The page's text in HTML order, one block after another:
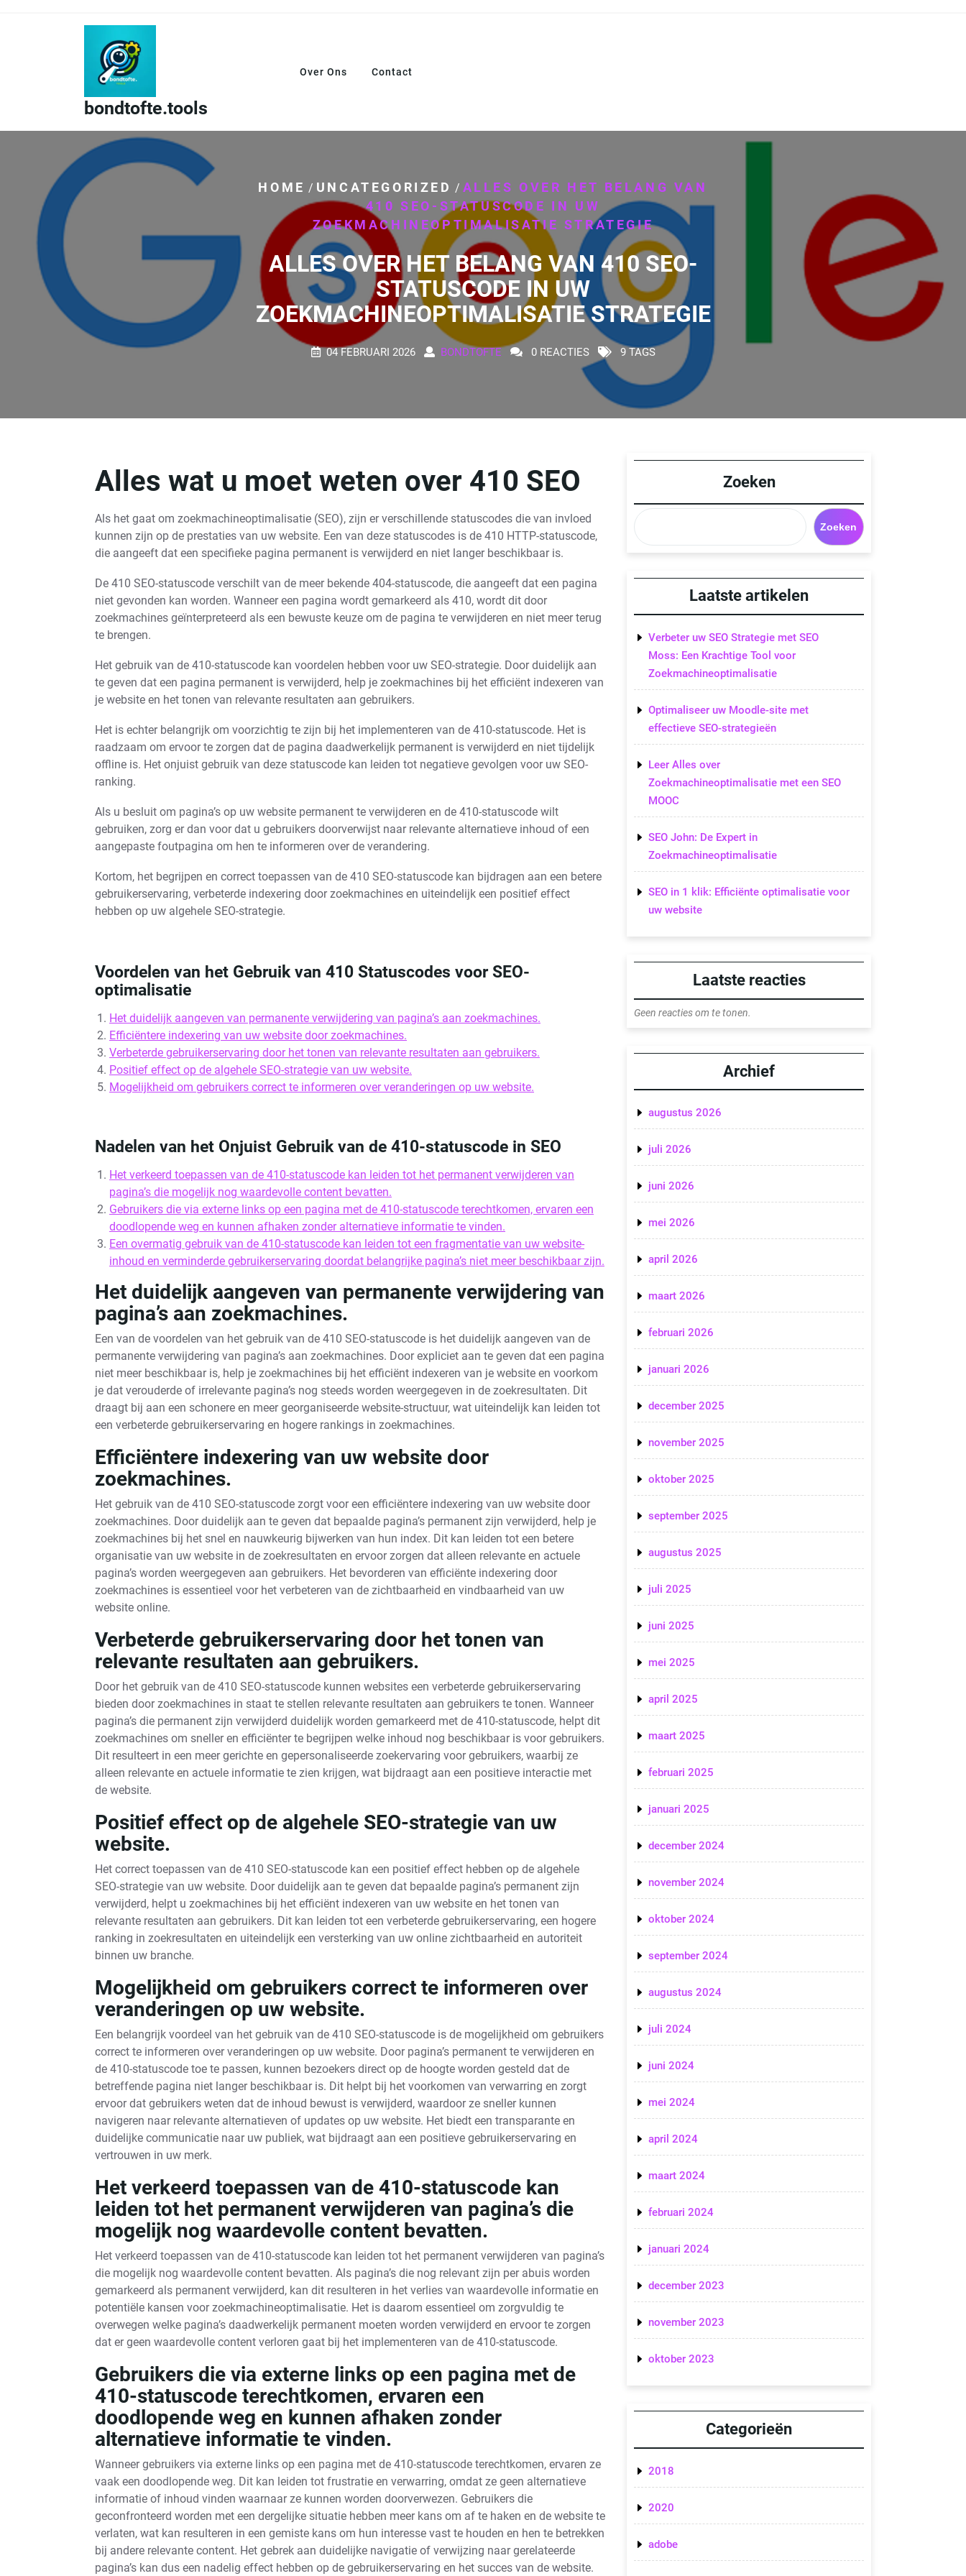
bondtofte.tools
Over Ons Contact
HOME / UNCATEGORIZED / ALLES OVER HET BELANG VAN
410 SEO-STATUSCODE IN UW
ZOEKMACHINEOPTIMALISATIE STRATEGIE
ALLES OVER HET BELANG VAN 410 SEO-
STATUSCODE IN UW
ZOEKMACHINEOPTIMALISATIE STRATEGIE
04 FEBRUARI 2026 BONDTOFTE 0 REACTIES 9 TAGS
Alles wat u moet weten over 410 SEO
Als het gaat om zoekmachineoptimalisatie (SEO), zijn er verschillende statuscodes die van invloed
kunnen zijn op de prestaties van uw website. Een van deze statuscodes is de 410 HTTP-statuscode,
die aangeeft dat een specifieke pagina permanent is verwijderd en niet langer beschikbaar is.
De 410 SEO-statuscode verschilt van de meer bekende 404-statuscode, die aangeeft dat een pagina
niet gevonden kan worden. Wanneer een pagina wordt gemarkeerd als 410, wordt dit door
zoekmachines geïnterpreteerd als een bewuste keuze om de pagina te verwijderen en niet meer terug
te brengen.
Het gebruik van de 410-statuscode kan voordelen hebben voor uw SEO-strategie. Door duidelijk aan
te geven dat een pagina permanent is verwijderd, help je zoekmachines bij het efficiënt indexeren van
je website en het tonen van relevante resultaten aan gebruikers.
Het is echter belangrijk om voorzichtig te zijn bij het implementeren van de 410-statuscode. Het is
raadzaam om ervoor te zorgen dat de pagina daadwerkelijk permanent is verwijderd en niet tijdelijk
offline is. Het onjuist gebruik van deze statuscode kan leiden tot negatieve gevolgen voor uw SEO-
ranking.
Als u besluit om pagina’s op uw website permanent te verwijderen en de 410-statuscode wilt
gebruiken, zorg er dan voor dat u gebruikers doorverwijst naar relevante alternatieve inhoud of een
aangepaste foutpagina om hen te informeren over de verandering.
Kortom, het begrijpen en correct toepassen van de 410 SEO-statuscode kan bijdragen aan een betere
gebruikerservaring, verbeterde indexering door zoekmachines en uiteindelijk een positief effect
hebben op uw algehele SEO-strategie.
Voordelen van het Gebruik van 410 Statuscodes voor SEO-
optimalisatie
Het duidelijk aangeven van permanente verwijdering van pagina’s aan zoekmachines.
Efficiëntere indexering van uw website door zoekmachines.
Verbeterde gebruikerservaring door het tonen van relevante resultaten aan gebruikers.
Positief effect op de algehele SEO-strategie van uw website.
Mogelijkheid om gebruikers correct te informeren over veranderingen op uw website.
Nadelen van het Onjuist Gebruik van de 410-statuscode in SEO
Het verkeerd toepassen van de 410-statuscode kan leiden tot het permanent verwijderen van
pagina’s die mogelijk nog waardevolle content bevatten.
Gebruikers die via externe links op een pagina met de 410-statuscode terechtkomen, ervaren een
doodlopende weg en kunnen afhaken zonder alternatieve informatie te vinden.
Een overmatig gebruik van de 410-statuscode kan leiden tot een fragmentatie van uw website-
inhoud en verminderde gebruikerservaring doordat belangrijke pagina’s niet meer beschikbaar zijn.
Het duidelijk aangeven van permanente verwijdering van
pagina’s aan zoekmachines.
Een van de voordelen van het gebruik van de 410 SEO-statuscode is het duidelijk aangeven van de
permanente verwijdering van pagina’s aan zoekmachines. Door expliciet aan te geven dat een pagina
niet meer beschikbaar is, help je zoekmachines bij het efficiënt indexeren van je website en voorkom
je dat verouderde of irrelevante pagina’s nog steeds worden weergegeven in de zoekresultaten. Dit
draagt bij aan een schonere en meer georganiseerde website-structuur, wat uiteindelijk kan leiden tot
een verbeterde gebruikerservaring en hogere rankings in zoekmachines.
Efficiëntere indexering van uw website door
zoekmachines.
Het gebruik van de 410 SEO-statuscode zorgt voor een efficiëntere indexering van uw website door
zoekmachines. Door duidelijk aan te geven dat bepaalde pagina’s permanent zijn verwijderd, help je
zoekmachines bij het snel en nauwkeurig bijwerken van hun index. Dit kan leiden tot een betere
organisatie van uw website in de zoekresultaten en ervoor zorgen dat alleen relevante en actuele
pagina’s worden weergegeven aan gebruikers. Het bevorderen van efficiënte indexering door
zoekmachines is essentieel voor het verbeteren van de zichtbaarheid en vindbaarheid van uw
website online.
Verbeterde gebruikerservaring door het tonen van
relevante resultaten aan gebruikers.
Door het gebruik van de 410 SEO-statuscode kunnen websites een verbeterde gebruikerservaring
bieden door zoekmachines in staat te stellen relevante resultaten aan gebruikers te tonen. Wanneer
pagina’s die permanent zijn verwijderd duidelijk worden gemarkeerd met de 410-statuscode, helpt dit
zoekmachines om sneller en efficiënter te begrijpen welke inhoud nog beschikbaar is voor gebruikers.
Dit resulteert in een meer gerichte en gepersonaliseerde zoekervaring voor gebruikers, waarbij ze
alleen relevante en actuele informatie te zien krijgen, wat bijdraagt aan een positieve interactie met
de website.
Positief effect op de algehele SEO-strategie van uw
website.
Het correct toepassen van de 410 SEO-statuscode kan een positief effect hebben op de algehele
SEO-strategie van uw website. Door duidelijk aan te geven dat bepaalde pagina’s permanent zijn
verwijderd, helpt u zoekmachines bij het efficiënt indexeren van uw website en het tonen van
relevante resultaten aan gebruikers. Dit kan leiden tot een verbeterde gebruikerservaring, een hogere
ranking in zoekresultaten en uiteindelijk een versterking van uw online zichtbaarheid en autoriteit
binnen uw branche.
Mogelijkheid om gebruikers correct te informeren over
veranderingen op uw website.
Een belangrijk voordeel van het gebruik van de 410 SEO-statuscode is de mogelijkheid om gebruikers
correct te informeren over veranderingen op uw website. Door pagina’s permanent te verwijderen en
de 410-statuscode toe te passen, kunnen bezoekers direct op de hoogte worden gesteld dat de
betreffende pagina niet langer beschikbaar is. Dit helpt bij het voorkomen van verwarring en zorgt
ervoor dat gebruikers weten dat de inhoud bewust is verwijderd, waardoor ze sneller kunnen
navigeren naar relevante alternatieven of updates op uw website. Het biedt een transparante en
duidelijke communicatie naar uw publiek, wat bijdraagt aan een positieve gebruikerservaring en
vertrouwen in uw merk.
Het verkeerd toepassen van de 410-statuscode kan
leiden tot het permanent verwijderen van pagina’s die
mogelijk nog waardevolle content bevatten.
Het verkeerd toepassen van de 410-statuscode kan leiden tot het permanent verwijderen van pagina’s
die mogelijk nog waardevolle content bevatten. Als pagina’s die nog relevant zijn per abuis worden
gemarkeerd als permanent verwijderd, kan dit resulteren in het verlies van waardevolle informatie en
potentiële kansen voor zoekmachineoptimalisatie. Het is daarom essentieel om zorgvuldig te
overwegen welke pagina’s daadwerkelijk permanent moeten worden verwijderd en ervoor te zorgen
dat er geen waardevolle content verloren gaat bij het implementeren van de 410-statuscode.
Gebruikers die via externe links op een pagina met de
410-statuscode terechtkomen, ervaren een
doodlopende weg en kunnen afhaken zonder
alternatieve informatie te vinden.
Wanneer gebruikers via externe links op een pagina met de 410-statuscode terechtkomen, ervaren ze
vaak een doodlopende weg. Dit kan leiden tot frustratie en verwarring, omdat ze geen alternatieve
informatie of inhoud vinden waarnaar ze kunnen worden doorverwezen. Gebruikers die
geconfronteerd worden met een dergelijke situatie hebben meer kans om af te haken en de website te
verlaten, wat kan resulteren in een gemiste kans om hun interesse vast te houden en hen te betrekken
bij andere relevante content. Het gebrek aan duidelijke navigatie of verwijzing naar gerelateerde
pagina’s kan dus een nadelig effect hebben op de gebruikerservaring en het succes van de website.
Zoeken
Zoeken
Laatste artikelen
Verbeter uw SEO Strategie met SEO
Moss: Een Krachtige Tool voor
Zoekmachineoptimalisatie
Optimaliseer uw Moodle-site met
effectieve SEO-strategieën
Leer Alles over
Zoekmachineoptimalisatie met een SEO
MOOC
SEO John: De Expert in
Zoekmachineoptimalisatie
SEO in 1 klik: Efficiënte optimalisatie voor
uw website
Laatste reacties
Geen reacties om te tonen.
Archief
augustus 2026
juli 2026
juni 2026
mei 2026
april 2026
maart 2026
februari 2026
januari 2026
december 2025
november 2025
oktober 2025
september 2025
augustus 2025
juli 2025
juni 2025
mei 2025
april 2025
maart 2025
februari 2025
januari 2025
december 2024
november 2024
oktober 2024
september 2024
augustus 2024
juli 2024
juni 2024
mei 2024
april 2024
maart 2024
februari 2024
januari 2024
december 2023
november 2023
oktober 2023
Categorieën
2018
2020
adobe